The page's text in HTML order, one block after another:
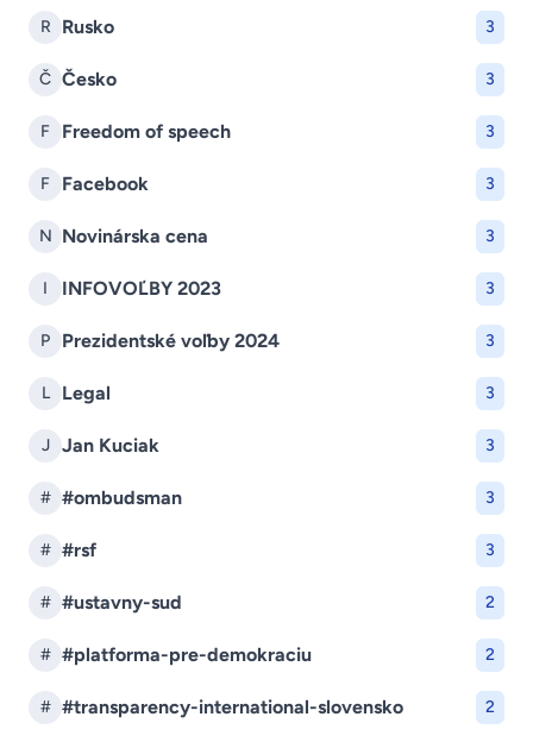
R Rusko 3
Č Česko 3
F Freedom of speech 3
F Facebook 3
N Novinárska cena 3
I INFOVOĽBY 2023 3
P Prezidentské voľby 2024 3
L Legal 3
J Jan Kuciak 3
# #ombudsman 3
# #rsf 3
# #ustavny-sud 2
# #platforma-pre-demokraciu 2
# #transparency-international-slovensko 2